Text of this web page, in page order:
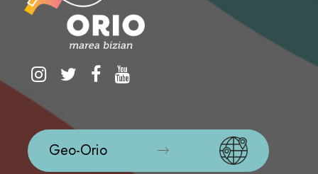
Geo-Orio